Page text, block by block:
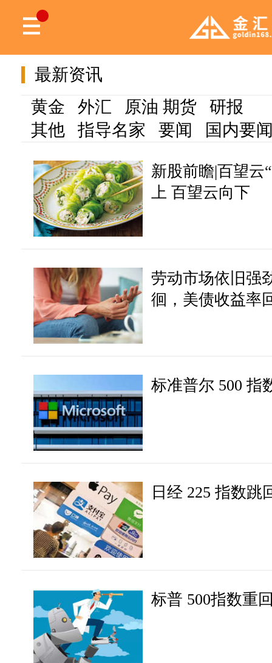
最新资讯
黄金
外汇 原油 期货
研报
其他
指导名家 要闻 国内要
新股前瞻|百望云
上 百望云向下
劳动市场依旧强
徊，美债收益率
标准普尔 500 指
日经 225 指数跳
标普 500指数重